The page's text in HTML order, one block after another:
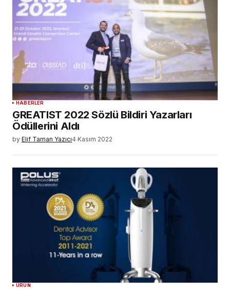
HABERLER
GREATIST 2022 Sözlü Bildiri Yazarları
Ödüllerini Aldı
by Elif Taman Yazıcı4 Kasım 2022
ÜRÜN